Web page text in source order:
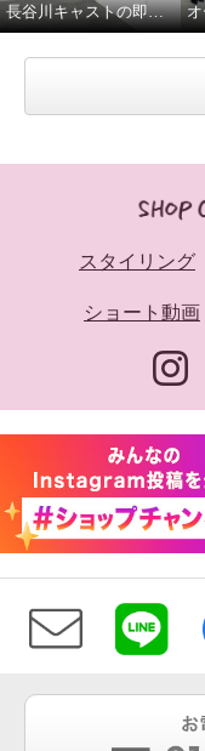
長谷川キャストの即興ダンス
スタイリング
ショート動画